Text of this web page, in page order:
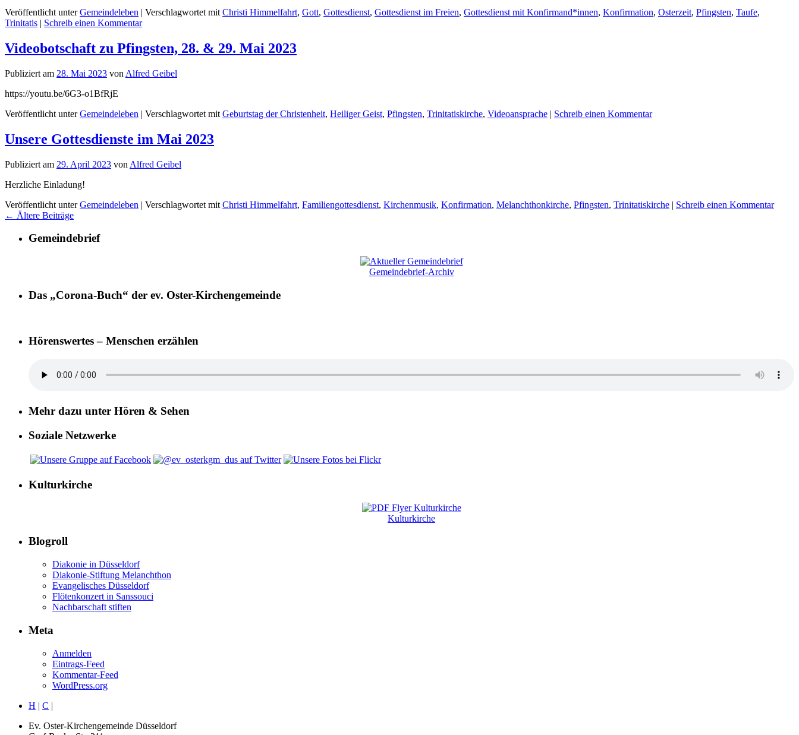
Veröffentlicht unter Gemeindeleben | Verschlagwortet mit Christi Himmelfahrt, Gott, Gottesdienst, Gottesdienst im Freien, Gottesdienst mit Konfirmand*innen, Konfirmation, Osterzeit, Pfingsten, Taufe,
Trinitatis | Schreib einen Kommentar
Videobotschaft zu Pfingsten, 28. & 29. Mai 2023
Publiziert am 28. Mai 2023 von Alfred Geibel
https://youtu.be/6G3-o1BfRjE
Veröffentlicht unter Gemeindeleben | Verschlagwortet mit Geburtstag der Christenheit, Heiliger Geist, Pfingsten, Trinitatiskirche, Videoansprache | Schreib einen Kommentar
Unsere Gottesdienste im Mai 2023
Publiziert am 29. April 2023 von Alfred Geibel
Herzliche Einladung!
Veröffentlicht unter Gemeindeleben | Verschlagwortet mit Christi Himmelfahrt, Familiengottesdienst, Kirchenmusik, Konfirmation, Melanchthonkirche, Pfingsten, Trinitatiskirche | Schreib einen Kommentar
← Ältere Beiträge
Gemeindebrief
Gemeindebrief-Archiv
Das „Corona-Buch“ der ev. Oster-Kirchengemeinde
Hörenswertes – Menschen erzählen
Mehr dazu unter Hören & Sehen
Soziale Netzwerke
Kulturkirche
Kulturkirche
Blogroll
Diakonie in Düsseldorf
Diakonie-Stiftung Melanchthon
Evangelisches Düsseldorf
Flötenkonzert in Sanssouci
Nachbarschaft stiften
Meta
Anmelden
Eintrags-Feed
Kommentar-Feed
WordPress.org
H | C |
Ev. Oster-Kirchengemeinde Düsseldorf